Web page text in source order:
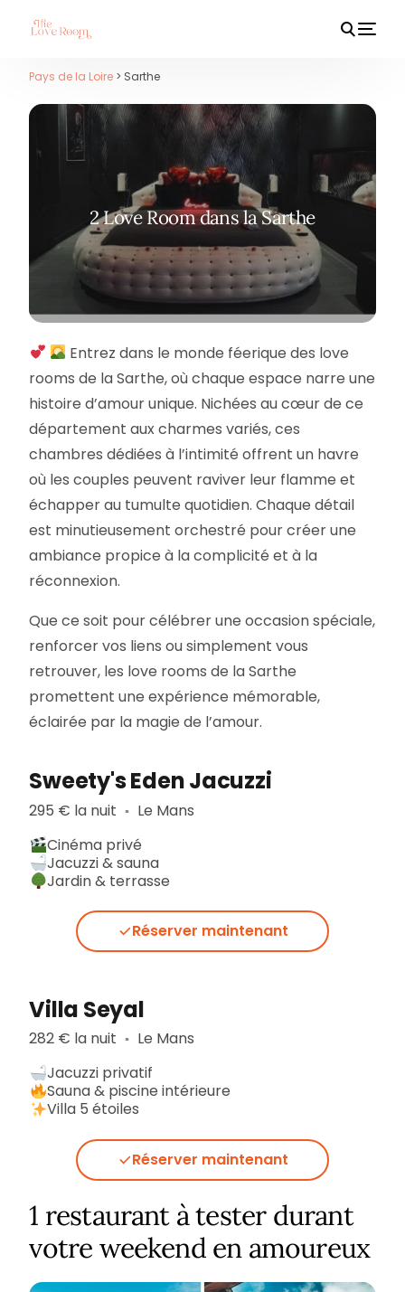
Pays de la Loire > Sarthe
2 Love Room dans la Sarthe
Entrez dans le monde féerique des love
rooms de la Sarthe, où chaque espace narre une
histoire d’amour unique. Nichées au cœur de ce
département aux charmes variés, ces
chambres dédiées à l’intimité offrent un havre
où les couples peuvent raviver leur flamme et
échapper au tumulte quotidien. Chaque détail
est minutieusement orchestré pour créer une
ambiance propice à la complicité et à la
réconnexion.
Que ce soit pour célébrer une occasion spéciale,
renforcer vos liens ou simplement vous
retrouver, les love rooms de la Sarthe
promettent une expérience mémorable,
éclairée par la magie de l’amour.
Sweety's Eden Jacuzzi
295 € la nuit ▪︎ Le Mans
Cinéma privé
Jacuzzi & sauna
Jardin & terrasse
Réserver maintenant
Villa Seyal
282 € la nuit ▪︎ Le Mans
Jacuzzi privatif
Sauna & piscine intérieure
Villa 5 étoiles
Réserver maintenant
1 restaurant à tester durant
votre weekend en amoureux
HOT